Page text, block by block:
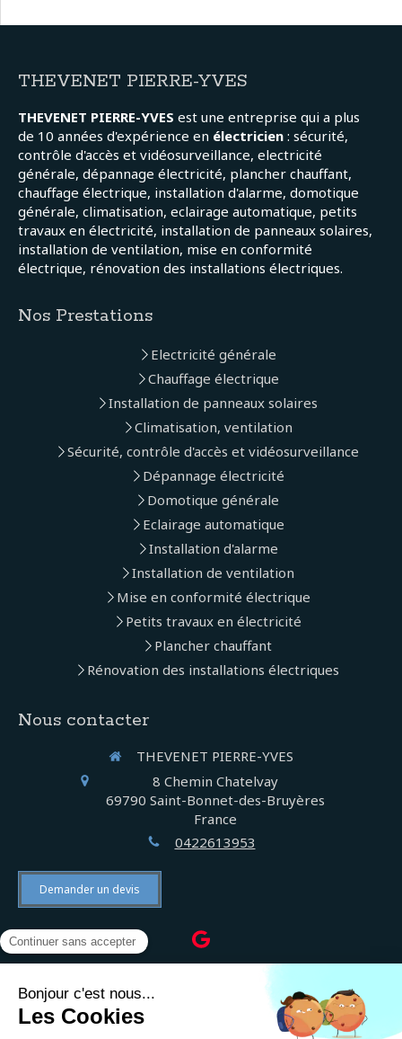
THEVENET PIERRE-YVES
THEVENET PIERRE-YVES est une entreprise qui a plus
de 10 années d'expérience en électricien : sécurité,
contrôle d'accès et vidéosurveillance, electricité
générale, dépannage électricité, plancher chauffant,
chauffage électrique, installation d'alarme, domotique
générale, climatisation, eclairage automatique, petits
travaux en électricité, installation de panneaux solaires,
installation de ventilation, mise en conformité
électrique, rénovation des installations électriques.
Nos Prestations
Electricité générale
Chauffage électrique
Installation de panneaux solaires
Climatisation, ventilation
Sécurité, contrôle d'accès et vidéosurveillance
Dépannage électricité
Domotique générale
Eclairage automatique
Installation d'alarme
Installation de ventilation
Mise en conformité électrique
Petits travaux en électricité
Plancher chauffant
Rénovation des installations électriques
Nous contacter
THEVENET PIERRE-YVES
8 Chemin Chatelvay
69790 Saint-Bonnet-des-Bruyères
France
0422613953
Demander un devis
©2022 THEVENET PIERRE-YVES - Électricien